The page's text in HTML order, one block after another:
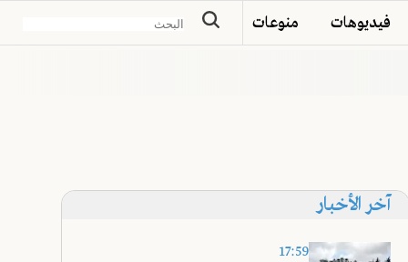
فيديوهات منوعات
آخر الأخبار
17:59